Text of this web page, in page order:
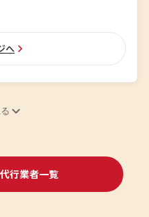
へ
行業者一覧